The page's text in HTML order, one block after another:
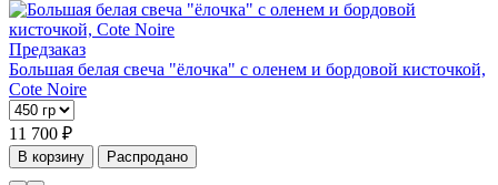
Предзаказ
Большая белая свеча "ёлочка" с оленем и бордовой кисточкой,
Cote Noire
11 700 ₽
В корзину Распродано